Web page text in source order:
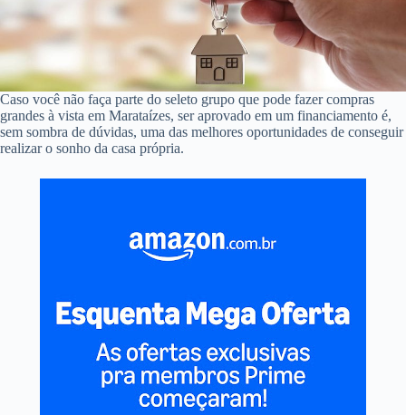
Caso você não faça parte do seleto grupo que pode fazer compras
grandes à vista em Marataízes, ser aprovado em um financiamento é,
sem sombra de dúvidas, uma das melhores oportunidades de conseguir
realizar o sonho da casa própria.